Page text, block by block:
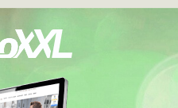
birkenmaier.de,
voba-ermstal-alb.de
, immobilienmakler-münchen-
immo.de